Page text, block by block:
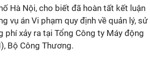
Hà Nội, cho biết đã hoàn tất kết luận
vụ án Vi phạm quy định về quản lý, sử
xảy ra tại Tổng Công ty Máy động
Bộ Công Thương.